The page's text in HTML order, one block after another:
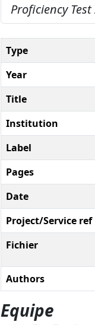
Proficiency Test
Type
Year
Title
Institution
Label
Pages
Date
Project/Service ref
Fichier
Authors
Equipe